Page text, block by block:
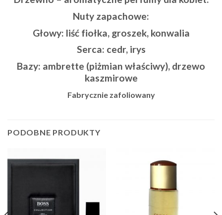
Nuty zapachowe:
Głowy: liść fiołka, groszek, konwalia
Serca: cedr, irys
Bazy: ambrette (piżmian właściwy), drzewo
kaszmirowe
Fabrycznie zafoliowany
PODOBNE PRODUKTY